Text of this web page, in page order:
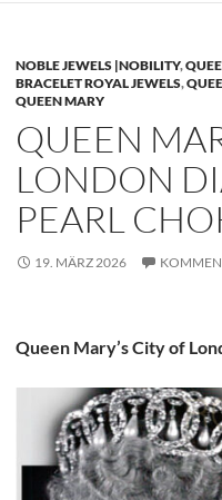
NOBLE JEWELS |NOBILITY,
BRACELET ROYAL JEWELS,
QUEEN MARY
QUEEN
LONDON
PEARL
19. MÄRZ 2026
Queen Mary’s City of